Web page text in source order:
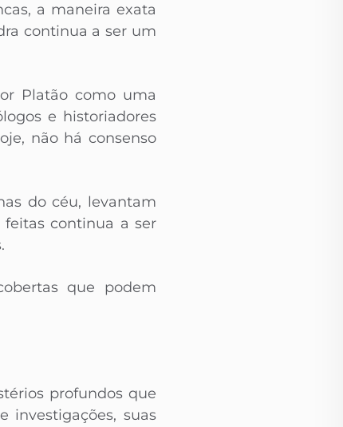
a maneira exata
continua a ser um
Platão como uma
e historiadores
não há consenso
do céu, levantam
continua a ser
que podem
profundos que
investigações, suas